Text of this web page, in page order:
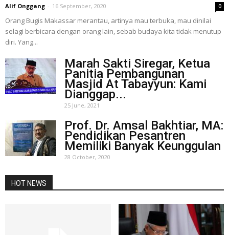
Alif Onggang - 16 September, 2020 0
Orang Bugis Makassar merantau, artinya mau terbuka, mau dinilai
selagi berbicara dengan orang lain, sebab budaya kita tidak menutup
diri. Yang...
Marah Sakti Siregar, Ketua
Panitia Pembangunan
Masjid At Tabayyun: Kami
Dianggap...
25 June, 2021
Prof. Dr. Amsal Bakhtiar, MA:
Pendidikan Pesantren
Memiliki Banyak Keunggulan
28 October, 2020
HOT NEWS